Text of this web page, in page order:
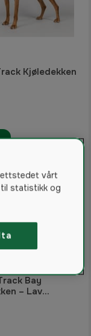
Kjøledekken
Bay
– Lav
Olive
vårt
til statistikk og